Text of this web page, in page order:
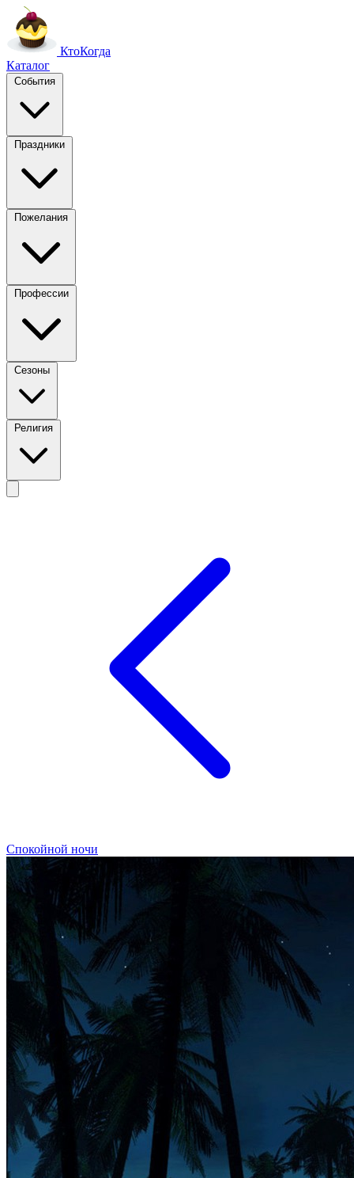
КтоКогда
Каталог
События
Праздники
Пожелания
Профессии
Сезоны
Религия
Спокойной ночи